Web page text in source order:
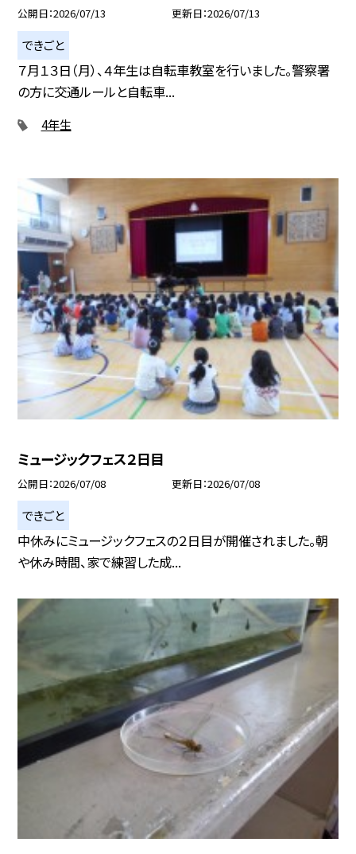
公開日 2026/07/13 更新日 2026/07/13
できごと
７月１３日（月）、４年生は自転車教室を行いました。警察署
の方に交通ルールと自転車...
4年生
ミュージックフェス２日目
公開日 2026/07/08 更新日 2026/07/08
できごと
中休みにミュージックフェスの２日目が開催されました。朝
や休み時間、家で練習した成...